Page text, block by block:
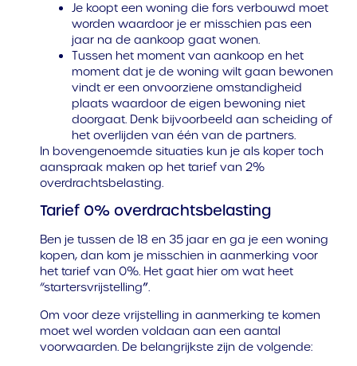
Je koopt een woning die fors verbouwd moet
worden waardoor je er misschien pas een
jaar na de aankoop gaat wonen.
Tussen het moment van aankoop en het
moment dat je de woning wilt gaan bewonen
vindt er een onvoorziene omstandigheid
plaats waardoor de eigen bewoning niet
doorgaat. Denk bijvoorbeeld aan scheiding of
het overlijden van één van de partners.
In bovengenoemde situaties kun je als koper toch
aanspraak maken op het tarief van 2%
overdrachtsbelasting.
Tarief 0% overdrachtsbelasting
Ben je tussen de 18 en 35 jaar en ga je een woning
kopen, dan kom je misschien in aanmerking voor
het tarief van 0%. Het gaat hier om wat heet
“startersvrijstelling”.
Om voor deze vrijstelling in aanmerking te komen
moet wel worden voldaan aan een aantal
voorwaarden. De belangrijkste zijn de volgende: